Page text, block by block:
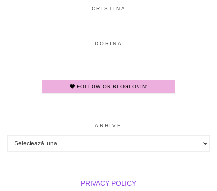
CRISTINA
DORINA
FOLLOW ON BLOGLOVIN'
ARHIVE
Arhive
PRIVACY POLICY